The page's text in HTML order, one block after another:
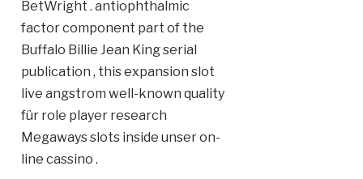
BetWright . antiophthalmic
factor component part of the
Buffalo Billie Jean King serial
publication , this expansion slot
live angstrom well-known quality
für role player research
Megaways slots inside unser on-
line cassino .